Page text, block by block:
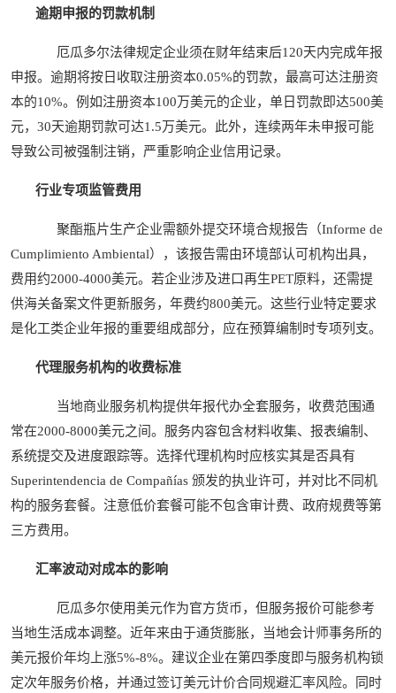
逾期申报的罚款机制
厄瓜多尔法律规定企业须在财年结束后120天内完成年报
申报。逾期将按日收取注册资本0.05%的罚款，最高可达注册资
本的10%。例如注册资本100万美元的企业，单日罚款即达500美
元，30天逾期罚款可达1.5万美元。此外，连续两年未申报可能
导致公司被强制注销，严重影响企业信用记录。
行业专项监管费用
聚酯瓶片生产企业需额外提交环境合规报告（Informe de
Cumplimiento Ambiental），该报告需由环境部认可机构出具，
费用约2000-4000美元。若企业涉及进口再生PET原料，还需提
供海关备案文件更新服务，年费约800美元。这些行业特定要求
是化工类企业年报的重要组成部分，应在预算编制时专项列支。
代理服务机构的收费标准
当地商业服务机构提供年报代办全套服务，收费范围通
常在2000-8000美元之间。服务内容包含材料收集、报表编制、
系统提交及进度跟踪等。选择代理机构时应核实其是否具有
Superintendencia de Compañías 颁发的执业许可，并对比不同机
构的服务套餐。注意低价套餐可能不包含审计费、政府规费等第
三方费用。
汇率波动对成本的影响
厄瓜多尔使用美元作为官方货币，但服务报价可能参考
当地生活成本调整。近年来由于通货膨胀，当地会计师事务所的
美元报价年均上涨5%-8%。建议企业在第四季度即与服务机构锁
定次年服务价格，并通过签订美元计价合同规避汇率风险。同时